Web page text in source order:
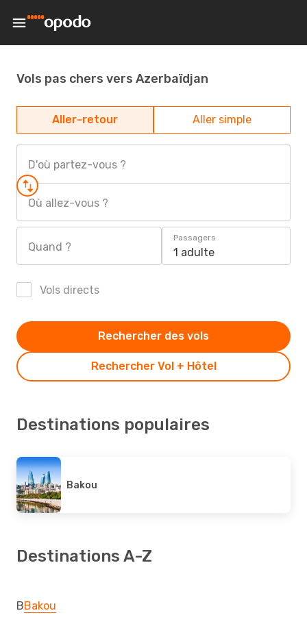
Vols pas chers vers Azerbaïdjan
Aller-retour Aller simple
D'où partez-vous ?
Où allez-vous ?
Quand ?
Passagers
1 adulte
Vols directs
Rechercher Vol + Hôtel
Rechercher des vols
Destinations populaires
Bakou
Destinations A-Z
BBakou